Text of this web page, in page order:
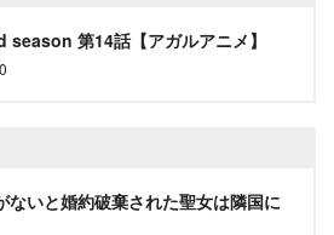
season 第14話【アガルアニメ】
ないと婚約破棄された聖女は隣国に